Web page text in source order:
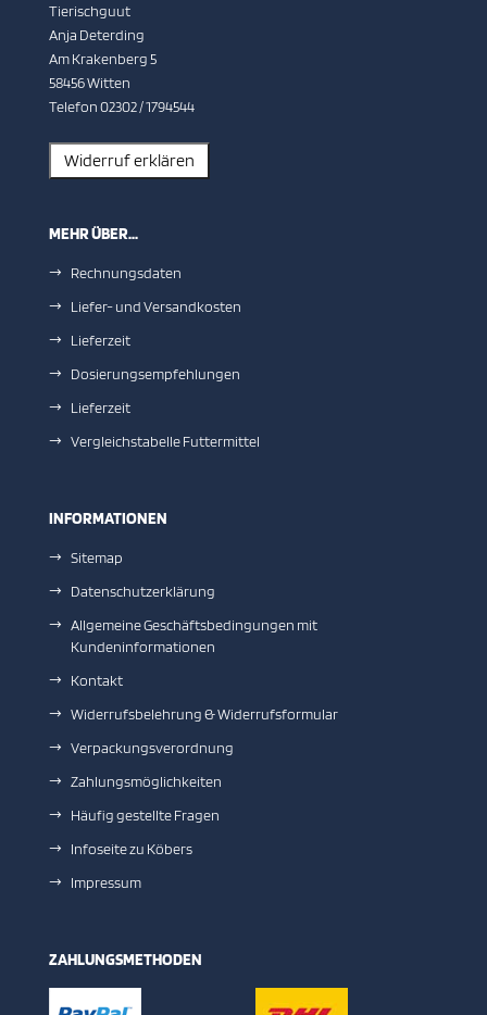
Tierischguut
Anja Deterding
Am Krakenberg 5
58456 Witten
Telefon 02302 / 1794544
MEHR ÜBER...
Rechnungsdaten
Liefer- und Versandkosten
Lieferzeit
Dosierungsempfehlungen
Lieferzeit
Vergleichstabelle Futtermittel
INFORMATIONEN
Sitemap
Datenschutzerklärung
Allgemeine Geschäftsbedingungen mit
Kundeninformationen
Kontakt
Widerrufsbelehrung & Widerrufsformular
Verpackungsverordnung
Zahlungsmöglichkeiten
Häufig gestellte Fragen
Infoseite zu Köbers
Impressum
ZAHLUNGSMETHODEN